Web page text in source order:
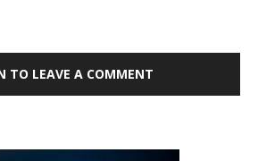
TO LEAVE A COMMENT